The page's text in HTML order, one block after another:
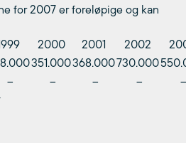
for 2007 er foreløpige og kan
2000 2001 2002
351.000368.000730.000
– – – –
–